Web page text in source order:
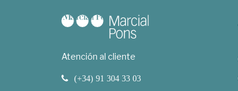
Atención al cliente
(+34) 91 304 33 03